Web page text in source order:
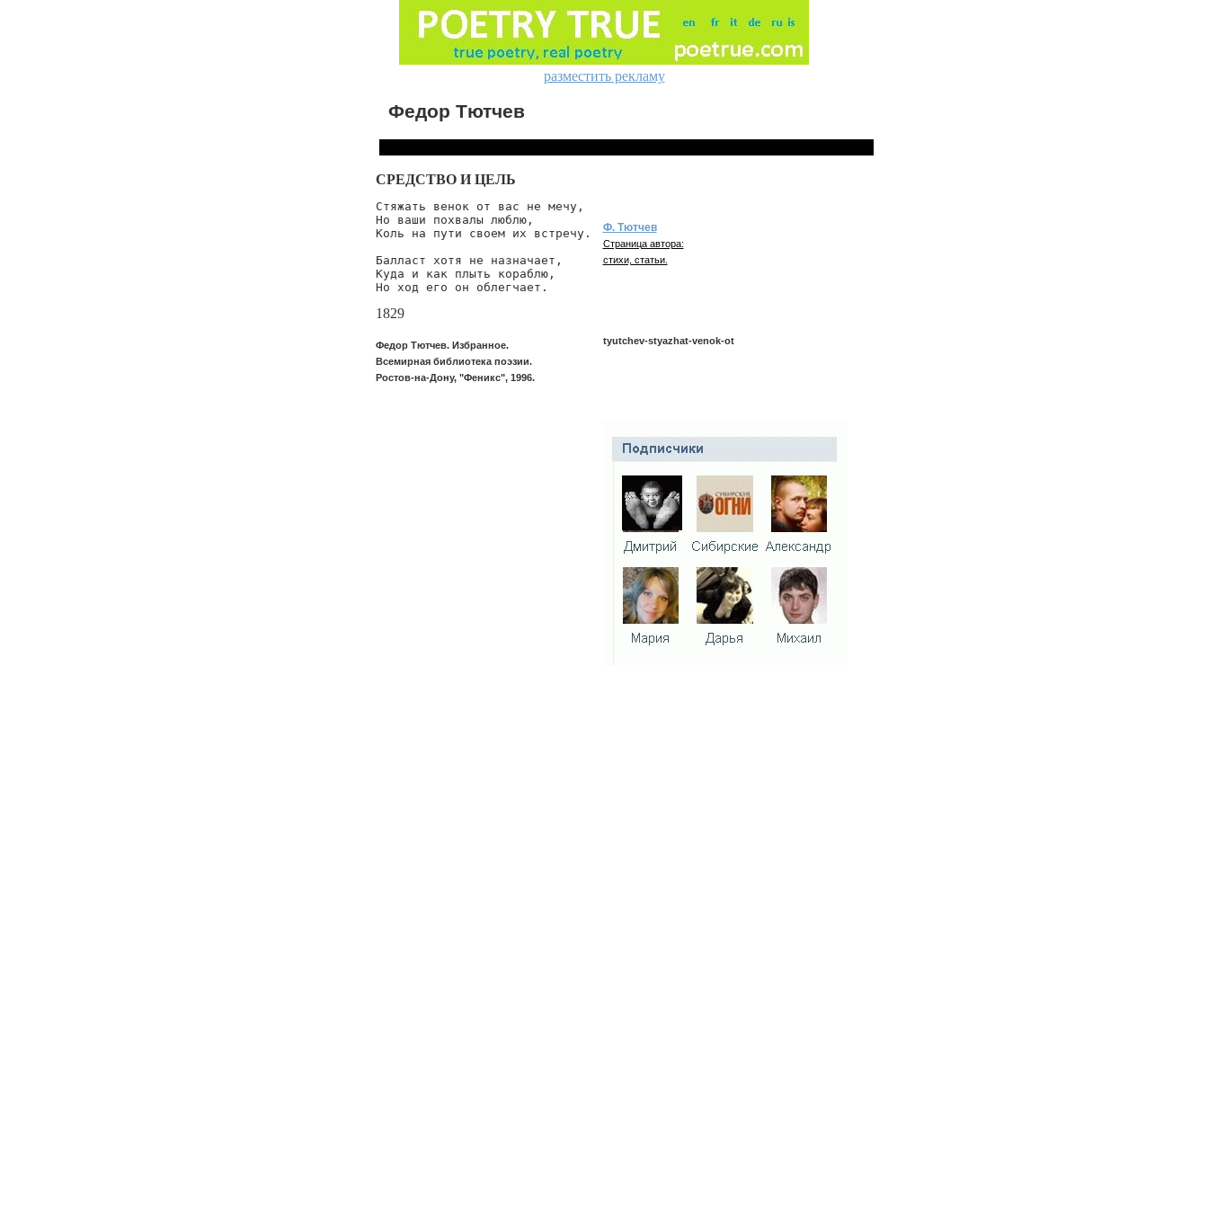
разместить рекламу
Федор Тютчев
СРЕДСТВО И ЦЕЛЬ
Стяжать венок от вас не мечу,
Но ваши похвалы люблю,
Коль на пути своем их встречу.
Балласт хотя не назначает,
Куда и как плыть кораблю,
Но ход его он облегчает.
1829
Федор Тютчев. Избранное.
Всемирная библиотека поэзии.
Ростов-на-Дону, "Феникс", 1996.
Ф. Тютчев
Страница автора:
стихи, статьи.
tyutchev-styazhat-venok-ot